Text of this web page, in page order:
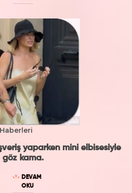
yaparken mini elbisesiyle
göz kama.
DEVAM
OKU